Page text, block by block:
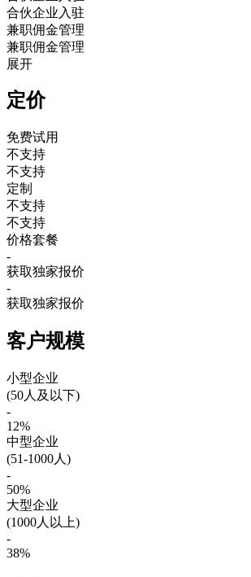
合伙企业入驻
兼职佣金管理
兼职佣金管理
展开
定价
免费试用
不支持
不支持
定制
不支持
不支持
价格套餐
-
获取独家报价
-
获取独家报价
客户规模
小型企业
(50人及以下)
-
12%
中型企业
(51-1000人)
-
50%
大型企业
(1000人以上)
-
38%